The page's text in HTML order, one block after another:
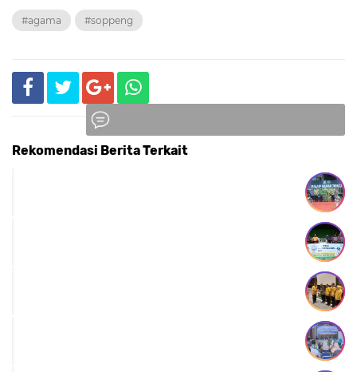
#agama #soppeng
Rekomendasi Berita Terkait